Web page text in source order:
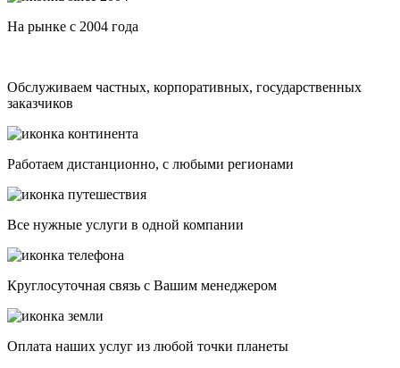
На рынке с 2004 года
Обслуживаем частных, корпоративных, государственных
заказчиков
Работаем дистанционно, с любыми регионами
Все нужные услуги в одной компании
Круглосуточная связь с Вашим менеджером
Оплата наших услуг из любой точки планеты